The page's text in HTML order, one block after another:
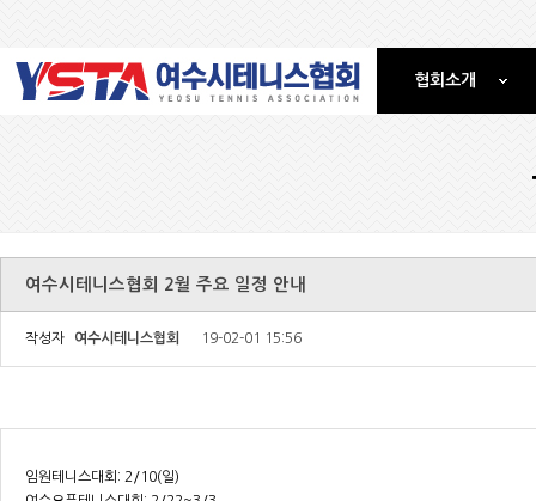
협회소개
여수시테니스협회 2월 주요 일정 안내
작성자 여수시테니스협회 19-02-01 15:56
임원테니스대회: 2/10(일)